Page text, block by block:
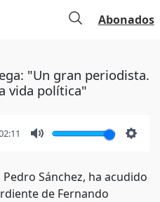
Abonados
"Un gran periodista.
vida política"
Sánchez, ha acudido
de Fernando